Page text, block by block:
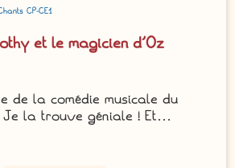
CP-CE1
et le magicien d’Oz
de la comédie musicale du
Je la trouve géniale ! Et…